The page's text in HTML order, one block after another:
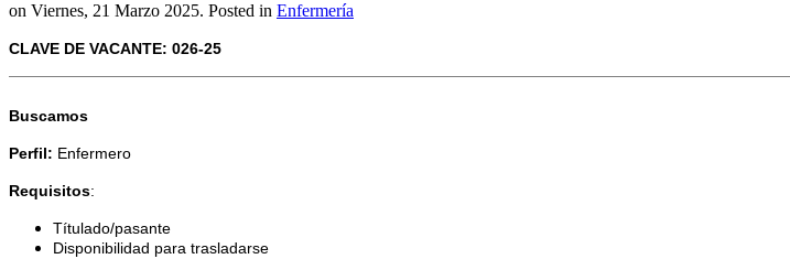
on Viernes, 21 Marzo 2025. Posted in Enfermería
CLAVE DE VACANTE: 026-25
Buscamos
Perfil: Enfermero
Requisitos:
Títulado/pasante
Disponibilidad para trasladarse